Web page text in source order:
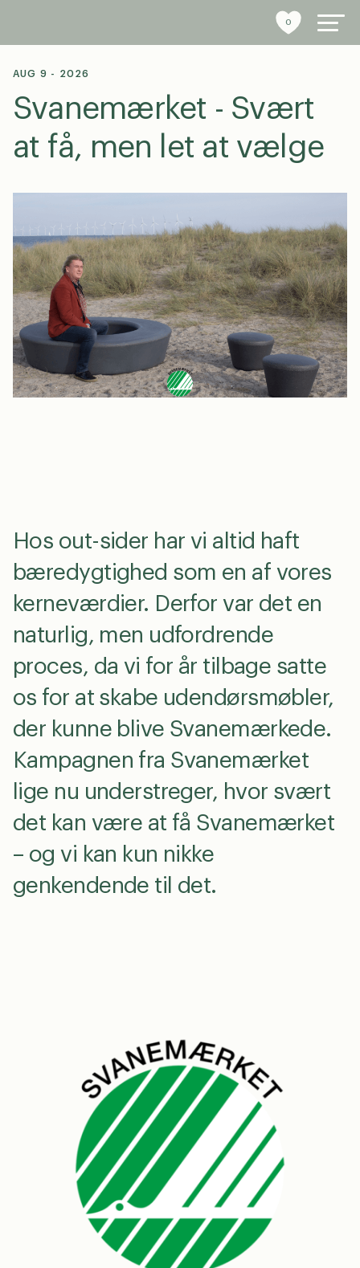
0
byrumsinventar
referencer
bæredygtighed
tools
stories
om os
AUG 9 - 2026
Svanemærket - Svært
at få, men let at vælge
Hos out-sider har vi altid haft
bæredygtighed som en af vores
kerneværdier. Derfor var det en
naturlig, men udfordrende
proces, da vi for år tilbage satte
os for at skabe udendørsmøbler,
der kunne blive Svanemærkede.
Kampagnen fra Svanemærket
lige nu understreger, hvor svært
det kan være at få Svanemærket
– og vi kan kun nikke
genkendende til det.